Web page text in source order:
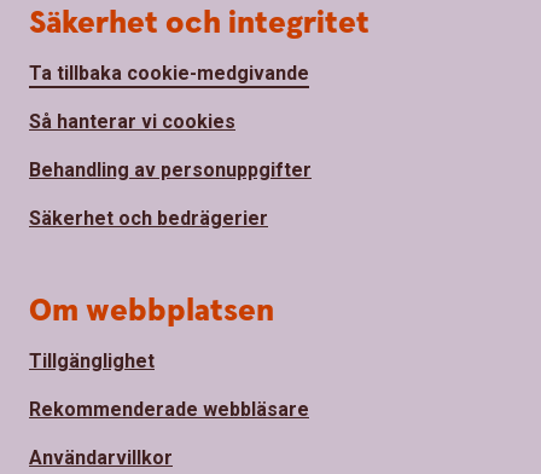
Säkerhet och integritet
Ta tillbaka cookie-medgivande
Så hanterar vi cookies
Behandling av personuppgifter
Säkerhet och bedrägerier
Om webbplatsen
Tillgänglighet
Rekommenderade webbläsare
Användarvillkor